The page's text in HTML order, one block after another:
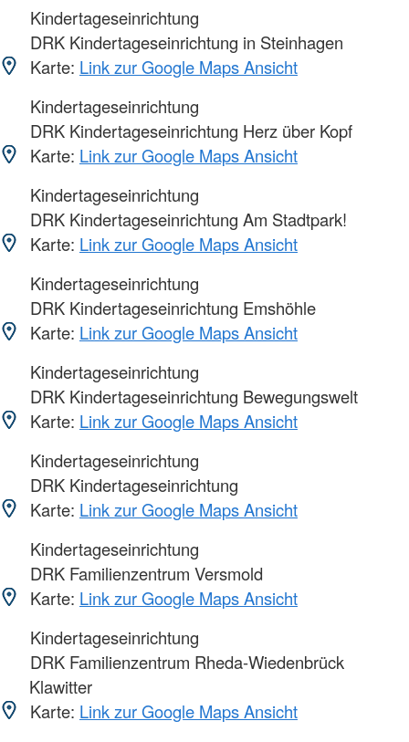
Kindertageseinrichtung
DRK Kindertageseinrichtung in Steinhagen
Karte: Link zur Google Maps Ansicht
Kindertageseinrichtung
DRK Kindertageseinrichtung Herz über Kopf
Karte: Link zur Google Maps Ansicht
Kindertageseinrichtung
DRK Kindertageseinrichtung Am Stadtpark!
Karte: Link zur Google Maps Ansicht
Kindertageseinrichtung
DRK Kindertageseinrichtung Emshöhle
Karte: Link zur Google Maps Ansicht
Kindertageseinrichtung
DRK Kindertageseinrichtung Bewegungswelt
Karte: Link zur Google Maps Ansicht
Kindertageseinrichtung
DRK Kindertageseinrichtung
Karte: Link zur Google Maps Ansicht
Kindertageseinrichtung
DRK Familienzentrum Versmold
Karte: Link zur Google Maps Ansicht
Kindertageseinrichtung
DRK Familienzentrum Rheda-Wiedenbrück
Klawitter
Karte: Link zur Google Maps Ansicht